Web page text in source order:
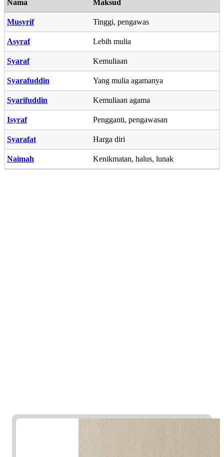
Nama Maksud
Musyrif Tinggi, pengawas
Asyraf Lebih mulia
Syaraf Kemuliaan
Syarafuddin Yang mulia agamanya
Syarifuddin Kemuliaan agama
Isyraf Pengganti, pengawasan
Syarafat Harga diri
Naimah Kenikmatan, halus, lunak